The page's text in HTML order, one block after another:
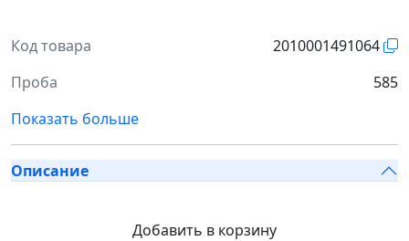
Код товара
2010001491064
Проба
585
Показать больше
Описание
Добавить в корзину